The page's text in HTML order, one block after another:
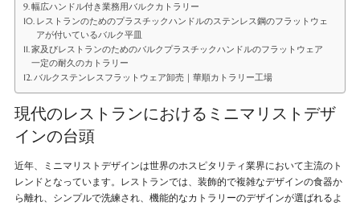
幅広ハンドル付き業務用バルクカトラリー
レストランのためのプラスチックハンドルのステンレス鋼のフラットウェ
アが付いているバルク平皿
家及びレストランのためのバルクプラスチックハンドルのフラットウェア
一定の耐久のカトラリー
バルクステンレスフラットウェア卸売｜華順カトラリー工場
現代のレストランにおけるミニマリストデザ
インの台頭
近年、ミニマリストデザインは世界のホスピタリティ業界において主流のト
レンドとなっています。レストランでは、装飾的で複雑なデザインの食器か
ら離れ、シンプルで洗練され、機能的なカトラリーのデザインが選ばれるよ